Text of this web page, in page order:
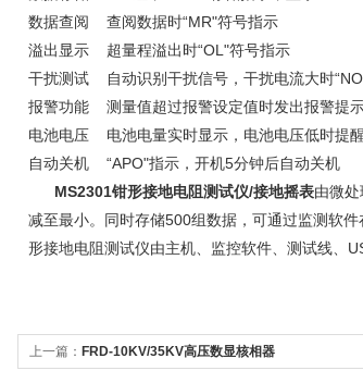
数据查阅 查阅数据时“MR"符号指示
溢出显示 超量程溢出时“OL"符号指示
干扰测试 自动识别干扰信号，干扰电流大时
报警功能 测量值超过报警设定值时发出报警提
电池电压 电池电量实时显示，电池电压低时提
自动关机 “APO"指示，开机5分钟后自动关机
MS2301钳形接地电阻测试仪/接地摇表由微
减至最小。同时存储500组数据，可通过监测软
形接地电阻测试仪由主机、监控软件、测试线、
上一篇： FRD-10KV/35KV高压数显核相器